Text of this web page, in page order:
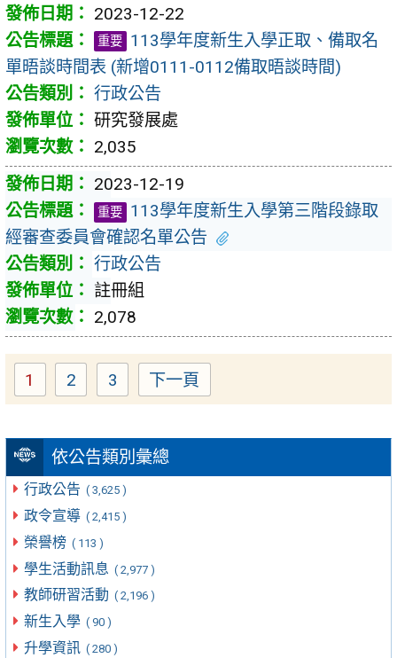
依公告類別彙總
行政公告 ( 3,625 )
政令宣導 ( 2,415 )
榮譽榜 ( 113 )
學生活動訊息 ( 2,977 )
教師研習活動 ( 2,196 )
新生入學 ( 90 )
升學資訊 ( 280 )
2023-12-22
重要 113學年度新生入學正取、備取名
單晤談時間表 (新增0111-0112備取晤談時間)
行政公告
研究發展處
2,035
2023-12-19
重要 113學年度新生入學第三階段錄取
經審查委員會確認名單公告
行政公告
註冊組
2,078
Page
1 Page
2 Page
3 下一頁